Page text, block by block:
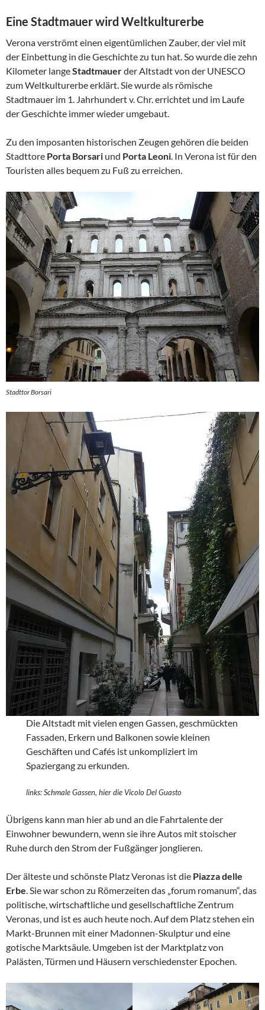
Eine Stadtmauer wird Weltkulturerbe
Verona verströmt einen eigentümlichen Zauber, der viel mit
der Einbettung in die Geschichte zu tun hat. So wurde die zehn
Kilometer langeStadtmauerder Altstadt von der UNESCO
zum Weltkulturerbe erklärt. Sie wurde als römische
Stadtmauer im 1. Jahrhundert v. Chr. errichtet und im Laufe
der Geschichte immer wieder umgebaut.
Zu den imposanten historischen Zeugen gehören die beiden
Stadttore Porta Borsari und Porta Leoni. In Verona ist für den
Touristen alles bequem zu Fuß zu erreichen.
Stadttor Borsari
Die Altstadt mit vielen engen Gassen, geschmückten
Fassaden, Erkern und Balkonen sowie kleinen
Geschäften und Cafés ist unkompliziert im
Spaziergang zu erkunden.
links: Schmale Gassen, hier die Vicolo Del Guasto
Übrigens kann man hier ab und an die Fahrtalente der
Einwohner bewundern, wenn sie ihre Autos mit stoischer
Ruhe durch den Strom der Fußgänger jonglieren.
Der älteste und schönste Platz Veronas ist die Piazza delle
Erbe. Sie war schon zu Römerzeiten das „forum romanum“, das
politische, wirtschaftliche und gesellschaftliche Zentrum
Veronas, und ist es auch heute noch. Auf dem Platz stehen ein
Markt-Brunnen mit einer Madonnen-Skulptur und eine
gotische Marktsäule. Umgeben ist der Marktplatz von
Palästen, Türmen und Häusern verschiedenster Epochen.